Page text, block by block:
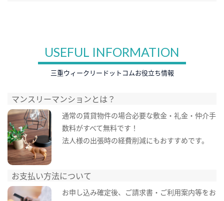
USEFUL INFORMATION
三重ウィークリードットコムお役立ち情報
マンスリーマンションとは？
通常の賃貸物件の場合必要な敷金・礼金・仲介手
数料がすべて無料です！
法人様の出張時の経費削減にもおすすめです。
お支払い方法について
お申し込み確定後、ご請求書・ご利用案内等をお